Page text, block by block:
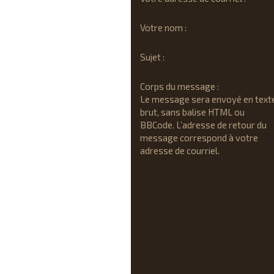
Votre nom :
Sujet :
Corps du message :
Le message sera envoyé en
brut, sans balise HTML ou
BBCode. L’adresse de retour du
message correspond à votre
adresse de courriel.